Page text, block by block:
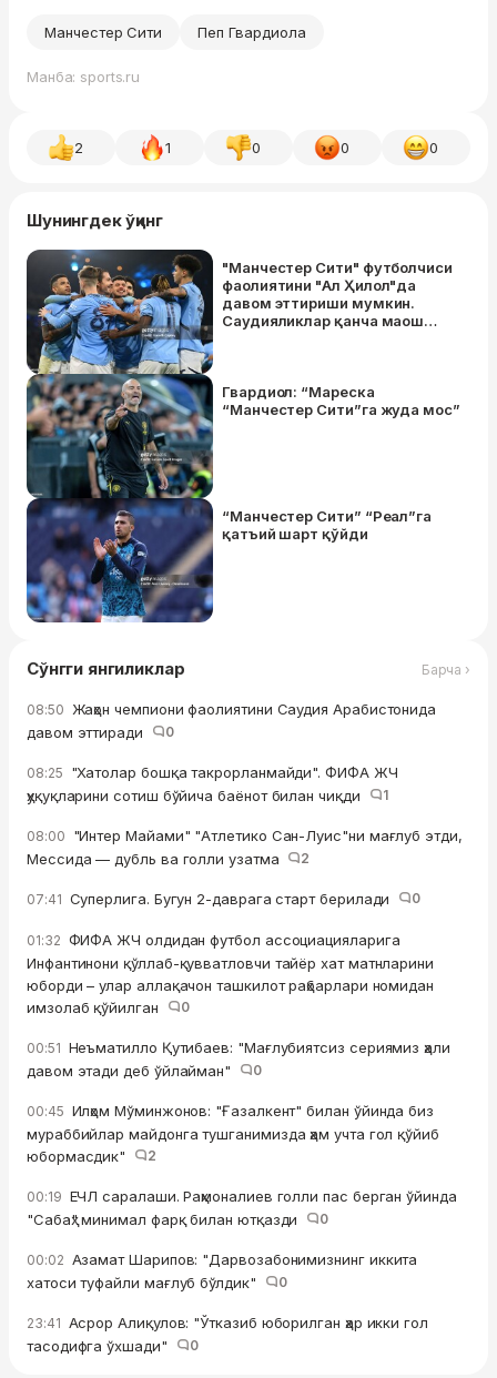
Манчестер Сити Пеп Гвардиола
Манба: sports.ru
2 1 0 0 0
Шунингдек ўқинг
"Манчестер Сити" футболчиси
фаолиятини "Ал Ҳилол"да
давом эттириши мумкин.
Саудияликлар қанча маош
Гвардиол: “Мареска
“Манчестер Сити”га жуда мос”
“Манчестер Сити” “Реал”га
қатъий шарт қўйди
Сўнгги янгиликлар Барча ›
08:50 Жаҳон чемпиони фаолиятини Саудия Арабистонида
давом эттиради
0
08:25 "Хатолар бошқа такрорланмайди". ФИФА ЖЧ
ҳуқуқларини сотиш бўйича баёнот билан чиқди
1
08:00 "Интер Майами" "Атлетико Сан-Луис"ни мағлуб этди,
Мессида — дубль ва голли узатма
2
07:41 Суперлига. Бугун 2-даврага старт берилади 0
01:32 ФИФА ЖЧ олдидан футбол ассоциацияларига
Инфантинони қўллаб-қувватловчи тайёр хат матнларини
юборди – улар аллақачон ташкилот раҳбарлари номидан
имзолаб қўйилган
0
00:51 Неъматилло Қутибаев: "Мағлубиятсиз сериямиз ҳали
давом этади деб ўйлайман"
0
00:45 Илҳом Мўминжонов: "Ғазалкент" билан ўйинда биз
мураббийлар майдонга тушганимизда ҳам учта гол қўйиб
юбормасдик"
2
00:19 ЕЧЛ саралаши. Раҳмоналиев голли пас берган ўйинда
"Сабаҳ" минимал фарқ билан ютқазди
0
00:02 Азамат Шарипов: "Дарвозабонимизнинг иккита
хатоси туфайли мағлуб бўлдик"
0
23:41 Асрор Алиқулов: "Ўтказиб юборилган ҳар икки гол
тасодифга ўхшади"
0